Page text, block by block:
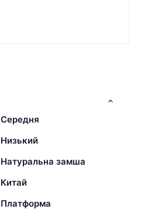
Середня
Низький
Натуральна замша
Китай
Платформа